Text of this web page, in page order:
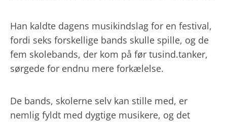
Han kaldte dagens musikindslag for en festival,
fordi seks forskellige bands skulle spille, og de
fem skolebands, der kom på før tusind.tanker,
sørgede for endnu mere forkælelse.
De bands, skolerne selv kan stille med, er
nemlig fyldt med dygtige musikere, og det